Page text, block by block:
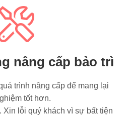
nâng cấp bảo trì
trình nâng cấp để mang lại
tốt hơn.
Xin lỗi quý khách vì sự bất tiện